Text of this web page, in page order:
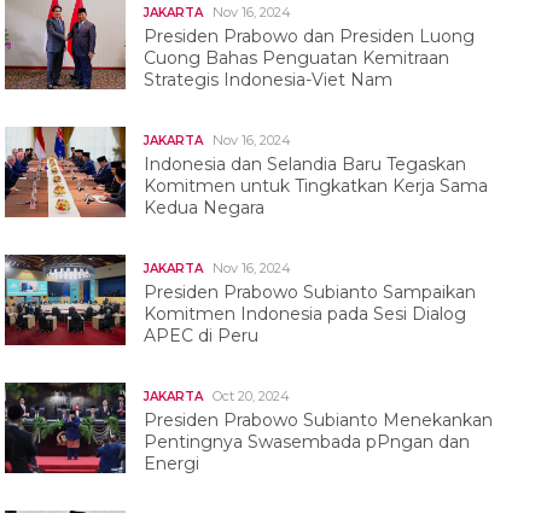
JAKARTA Nov 16, 2024
Presiden Prabowo dan Presiden Luong
Cuong Bahas Penguatan Kemitraan
Strategis Indonesia-Viet Nam
JAKARTA Nov 16, 2024
Indonesia dan Selandia Baru Tegaskan
Komitmen untuk Tingkatkan Kerja Sama
Kedua Negara
JAKARTA Nov 16, 2024
Presiden Prabowo Subianto Sampaikan
Komitmen Indonesia pada Sesi Dialog
APEC di Peru
JAKARTA Oct 20, 2024
Presiden Prabowo Subianto Menekankan
Pentingnya Swasembada pPngan dan
Energi